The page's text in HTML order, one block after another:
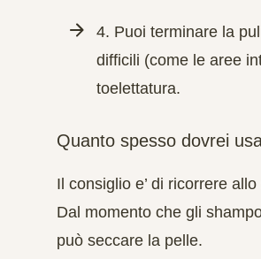
4. Puoi terminare la
difficili (come le aree
toelettatura.
Quanto spesso dovrei
Il consiglio e’ di ricorrere
Dal momento che gli
può seccare la pelle.